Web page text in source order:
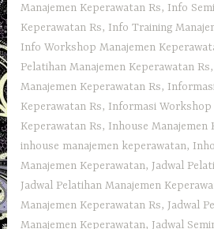
Manajemen Keperawatan Rs, Info
Keperawatan Rs, Info Training
Info Workshop Manajemen
Pelatihan Manajemen Keperawatan Rs,
Manajemen Keperawatan Rs,
Keperawatan Rs, Informasi Workshop
Keperawatan Rs, Inhouse Manajemen
inhouse manajemen keperawatan,
Manajemen Keperawatan, Jadwal
Jadwal Pelatihan Manajemen
Manajemen Keperawatan Rs, Jadwal
Manajemen Keperawatan, Jadwal